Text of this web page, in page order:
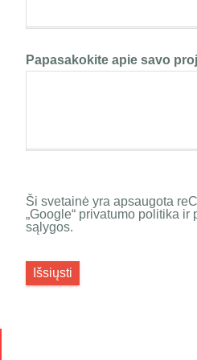
Papasakokite apie savo
Ši svetainė yra apsaugota
„Google“ privatumo politika ir
sąlygos.
Išsiųsti